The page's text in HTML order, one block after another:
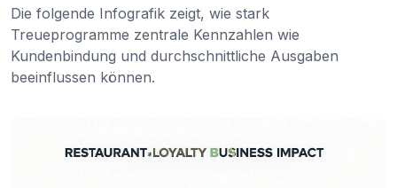
Die folgende Infografik zeigt, wie stark
Treueprogramme zentrale Kennzahlen wie
Kundenbindung und durchschnittliche Ausgaben
beeinflussen können.